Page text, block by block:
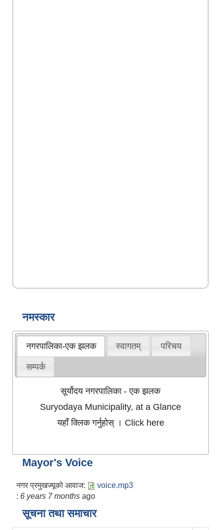
नमस्कार
नगरपालिका-एक झलक स्वागतम् परिचय
सम्पर्क
सूर्योदय नगरपालिका - एक झलक
Suryodaya Municipality, at a Glance
यहाँ क्लिक गर्नुहोस् । Click here
Mayor's Voice
नगर प्रमुखज्यूको आवाज:
voice.mp3
: 6 years 7 months ago
सूचना तथा समाचार